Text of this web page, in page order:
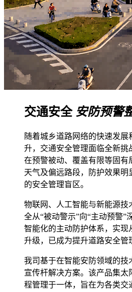
交通安全安防预警
随着城乡道路网络的快速发
升，交通安全管理面临全新挑
在预警被动、覆盖有限等固有
天气及偏远路段，防护效果
的安全管理盲区。
物联网、人工智能与新能源技
全从“被动警示”向“主动预警”
智能化的主动防护体系，实现
升级，已成为提升道路安全管
我司基于在智能安防领域的技
宣传杆解决方案。该产品集太
程管理于一体，旨在为各类交